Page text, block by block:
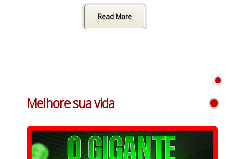
Read More
Melhore sua vida